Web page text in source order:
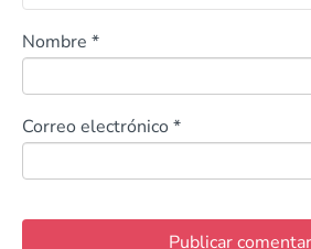
Nombre *
Correo electrónico *